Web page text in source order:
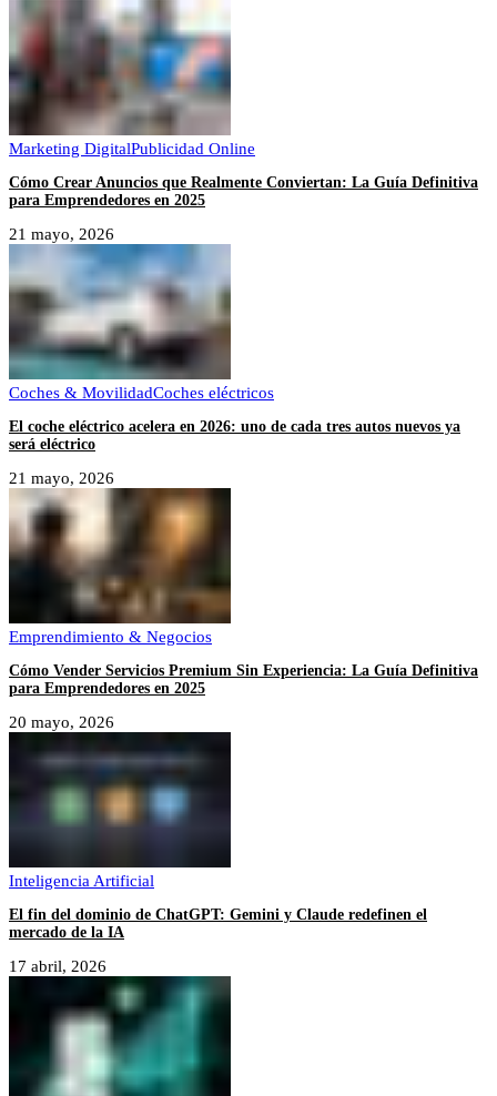
Marketing DigitalPublicidad Online
Cómo Crear Anuncios que Realmente Conviertan: La Guía Definitiva
para Emprendedores en 2025
21 mayo, 2026
Coches & MovilidadCoches eléctricos
El coche eléctrico acelera en 2026: uno de cada tres autos nuevos ya
será eléctrico
21 mayo, 2026
Emprendimiento & Negocios
Cómo Vender Servicios Premium Sin Experiencia: La Guía Definitiva
para Emprendedores en 2025
20 mayo, 2026
Inteligencia Artificial
El fin del dominio de ChatGPT: Gemini y Claude redefinen el
mercado de la IA
17 abril, 2026